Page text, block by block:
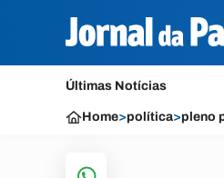
Últimas Notícias
Home>política>pleno